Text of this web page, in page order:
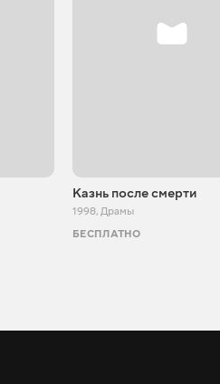
Казнь после смерти
1998, Драмы
БЕСПЛАТНО